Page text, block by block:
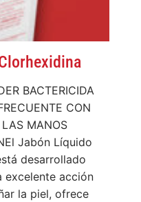
de infusión
medición y
:::
BACTERICIDA
CON
MANOS
Jabón Líquido
desarrollado
excelente acción
la piel, ofrece